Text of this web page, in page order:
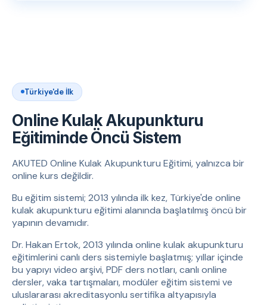
Türkiye'de İlk
Online Kulak Akupunkturu
Eğitiminde Öncü Sistem
AKUTED Online Kulak Akupunkturu Eğitimi, yalnızca bir
online kurs değildir.
Bu eğitim sistemi; 2013 yılında ilk kez, Türkiye'de online
kulak akupunkturu eğitimi alanında başlatılmış öncü bir
yapının devamıdır.
Dr. Hakan Ertok, 2013 yılında online kulak akupunkturu
eğitimlerini canlı ders sistemiyle başlatmış; yıllar içinde
bu yapıyı video arşivi, PDF ders notları, canlı online
dersler, vaka tartışmaları, modüler eğitim sistemi ve
uluslararası akreditasyonlu sertifika altyapısıyla